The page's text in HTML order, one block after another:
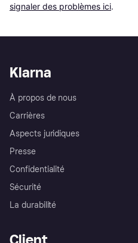
signaler des problèmes ici.
Klarna
À propos de nous
Carrières
Aspects juridiques
Presse
Confidentialité
Sécurité
La durabilité
Client